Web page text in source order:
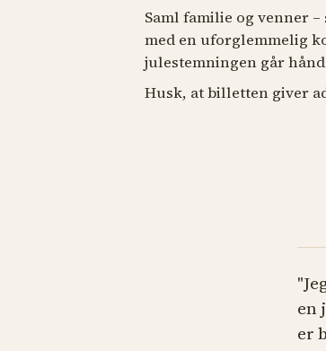
Saml familie og venner
med en uforglemmelig
julestemningen går
Husk, at billetten giver
en
er